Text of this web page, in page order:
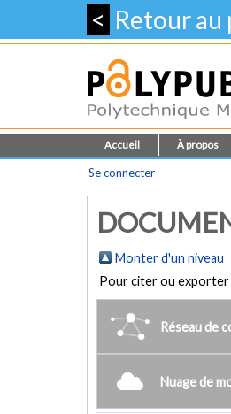
< Retour
Accueil À propos
Se connecter
Monter d'un niveau
Pour citer ou exporter
Réseau de
Nuage de